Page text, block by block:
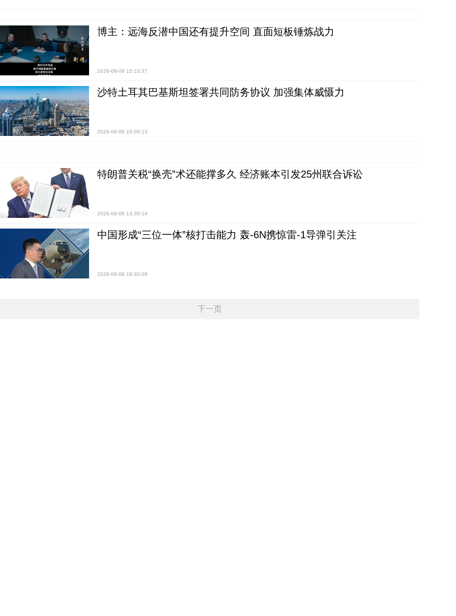
博主：远海反潜中国还有提升空间 直面短板锤炼战力
2026-08-08 15:10:37
沙特土耳其巴基斯坦签署共同防务协议 加强集体威慑力
2026-08-08 10:09:13
特朗普关税“换壳”术还能撑多久 经济账本引发25州联合诉讼
2026-08-08 13:30:14
中国形成“三位一体”核打击能力 轰-6N携惊雷-1导弹引关注
2026-08-08 19:30:09
下一页